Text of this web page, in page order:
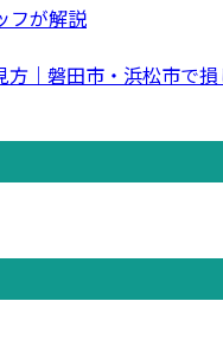
フが解説
｜磐田市・浜松市で